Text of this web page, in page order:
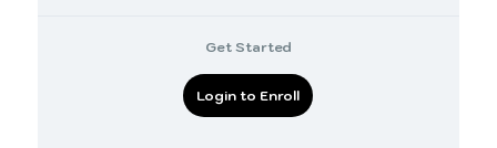
Get Started
Login to Enroll